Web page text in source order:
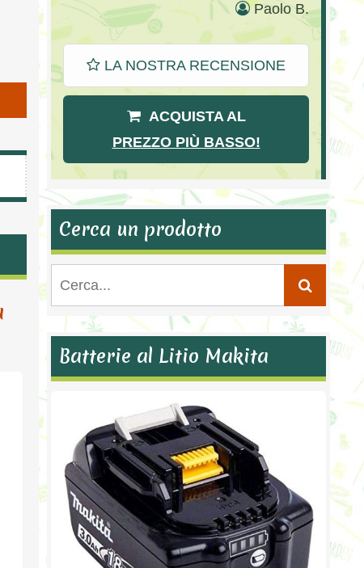
Paolo B.
LA NOSTRA RECENSIONE
ACQUISTA AL
PREZZO PIÙ BASSO!
Cerca un prodotto
Batterie al Litio Makita